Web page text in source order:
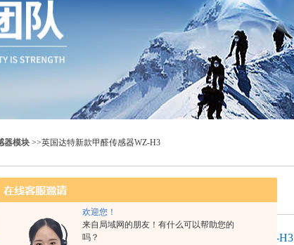
欢迎您！
来自局域网的朋友！有什么可以帮助您的
吗？
器模块 >>英国达特新款甲醛传感器WZ-H3
产品中心
英国达特新款甲醛传感器WZ-H3